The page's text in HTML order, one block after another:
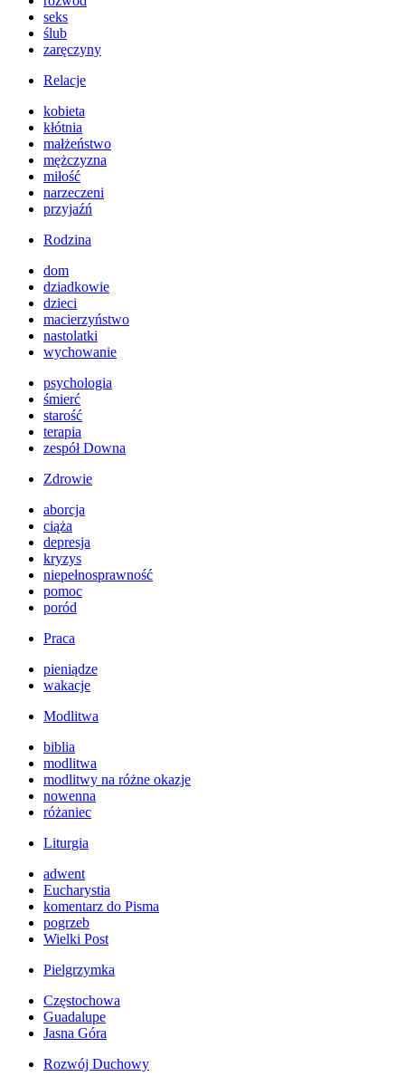
seks
ślub
zaręczyny
Relacje
kobieta
kłótnia
małżeństwo
mężczyzna
miłość
narzeczeni
przyjaźń
Rodzina
dom
dziadkowie
dzieci
macierzyństwo
nastolatki
wychowanie
psychologia
śmierć
starość
terapia
zespół Downa
Zdrowie
aborcja
ciąża
depresja
kryzys
niepełnosprawność
pomoc
poród
Praca
pieniądze
wakacje
Modlitwa
biblia
modlitwa
modlitwy na różne okazje
nowenna
różaniec
Liturgia
adwent
Eucharystia
komentarz do Pisma
pogrzeb
Wielki Post
Pielgrzymka
Częstochowa
Guadalupe
Jasna Góra
Rozwój Duchowy